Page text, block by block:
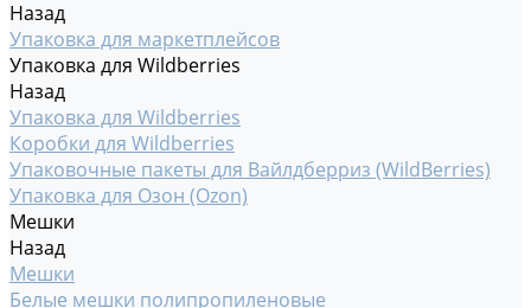
Назад
Упаковка для маркетплейсов
Упаковка для Wildberries
Назад
Упаковка для Wildberries
Коробки для Wildberries
Упаковочные пакеты для Вайлдберриз (WildBerries)
Упаковка для Озон (Ozon)
Мешки
Назад
Мешки
Белые мешки полипропиленовые